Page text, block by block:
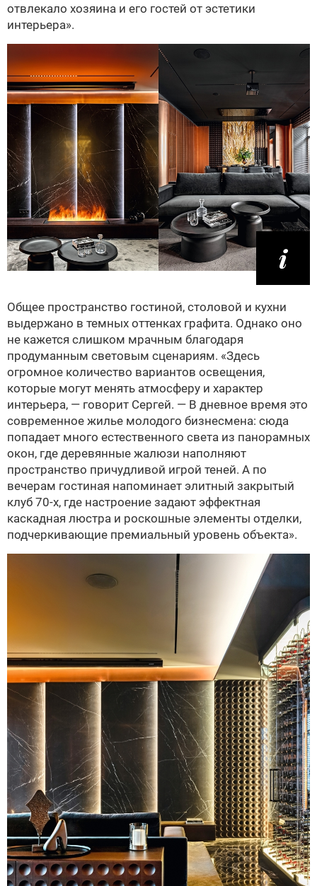
отвлекало хозяина и его гостей от эстетики
интерьера».
Общее пространство гостиной, столовой и кухни
выдержано в темных оттенках графита. Однако оно
не кажется слишком мрачным благодаря
продуманным световым сценариям. «Здесь
огромное количество вариантов освещения,
которые могут менять атмосферу и характер
интерьера, — говорит Сергей. — В дневное время это
современное жилье молодого бизнесмена: сюда
попадает много естественного света из панорамных
окон, где деревянные жалюзи наполняют
пространство причудливой игрой теней. А по
вечерам гостиная напоминает элитный закрытый
клуб 70‑х, где настроение задают эффектная
каскадная люстра и роскошные элементы отделки,
подчеркивающие премиальный уровень объекта».